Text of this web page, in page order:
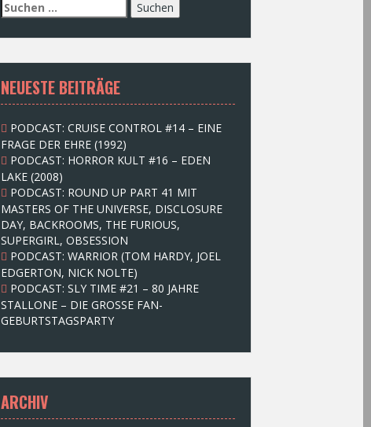
S
u
c
e
n
n
c
h
:
NEUESTE BEITRÄGE
PODCAST: CRUISE CONTROL #14 – EINE
FRAGE DER EHRE (1992)
PODCAST: HORROR KULT #16 – EDEN
LAKE (2008)
PODCAST: ROUND UP PART 41 MIT
MASTERS OF THE UNIVERSE, DISCLOSURE
DAY, BACKROOMS, THE FURIOUS,
SUPERGIRL, OBSESSION
PODCAST: WARRIOR (TOM HARDY, JOEL
EDGERTON, NICK NOLTE)
PODCAST: SLY TIME #21 – 80 JAHRE
STALLONE – DIE GROSSE FAN-
GEBURTSTAGSPARTY
ARCHIV